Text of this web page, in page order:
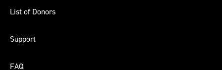
List of Donors
Support
FAQ